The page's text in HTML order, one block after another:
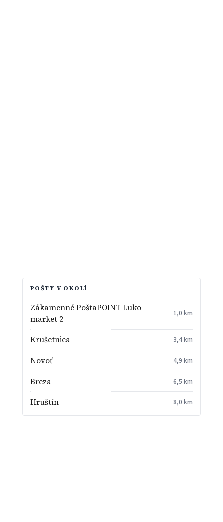
POŠTY V OKOLÍ
Zákamenné PoštaPOINT Luko
market 2
1,0 km
Krušetnica 3,4 km
Novoť 4,9 km
Breza 6,5 km
Hruštín 8,0 km